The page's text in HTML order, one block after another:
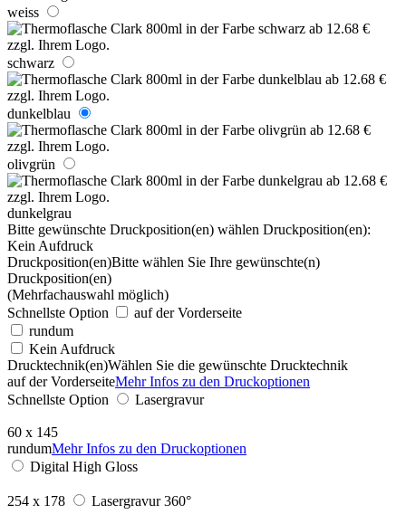
weiss
schwarz
dunkelblau
olivgrün
dunkelgrau
Bitte gewünschte Druckposition(en) wählen Druckposition(en):
Kein Aufdruck
Druckposition(en)Bitte wählen Sie Ihre gewünschte(n)
Druckposition(en)
(Mehrfachauswahl möglich)
Schnellste Option
auf der Vorderseite
rundum
Kein Aufdruck
Drucktechnik(en)Wählen Sie die gewünschte Drucktechnik
auf der VorderseiteMehr Infos zu den Druckoptionen
Schnellste Option
Lasergravur
60 x 145
rundumMehr Infos zu den Druckoptionen
Digital High Gloss
254 x 178 Lasergravur 360°